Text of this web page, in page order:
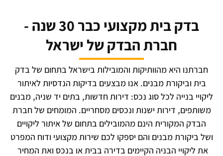
בדק בית מקצועי כבר 30 שנה -
חברת הבדק של ישראל
חברתנו היא מהוותיקות והמובילות בישראל בתחום של בדק
בית וביקורת מבנים. אנו מבצעים בדיקות הנדסיות לאיתור
ליקויי בנייה לכל סוג נכס: דירות חדשות, בתים יד שניה, מבנים
משותפים, דירות ישנות ונכסים מסחריים. המומחים של חברת
הבדק המקורית הינם מהמובילים בתחום של איתור ליקויים
ושל ביקורת מבנים והם יספקו לכם שירות מקצועי ודוח המפרט
את ליקויי הבניה הקיימים בדירה בבית או בנכס ואת המחיר